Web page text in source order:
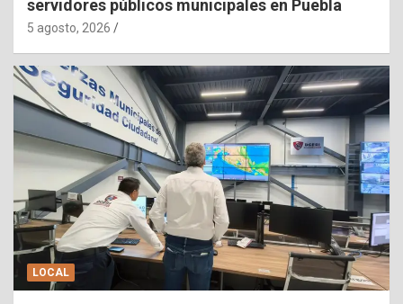
servidores públicos municipales en Puebla
5 agosto, 2026
LOCAL